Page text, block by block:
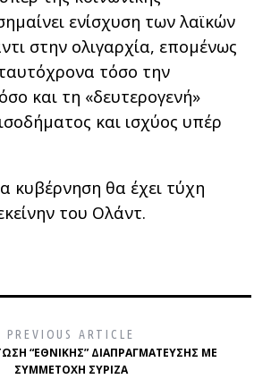
ενίσχυση των λαϊκών
στην ολιγαρχία, επομένως
τόσο την
και τη «δευτερογενή»
και ισχύος υπέρ
κυβέρνηση θα έχει τύχη
του Ολάντ.
PREVIOUS ARTICLE
“ΕΘΝΙΚΉΣ” ΔΙΑΠΡΑΓΜΆΤΕΥΣΗΣ ΜΕ
ΣΥΜΜΕΤΟΧΉ ΣΥΡΙΖΑ